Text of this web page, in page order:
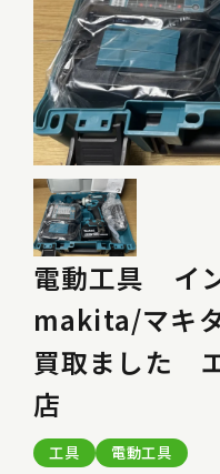
電動工具 イ
makita/マキ
買取ました
店
工具 電動工具